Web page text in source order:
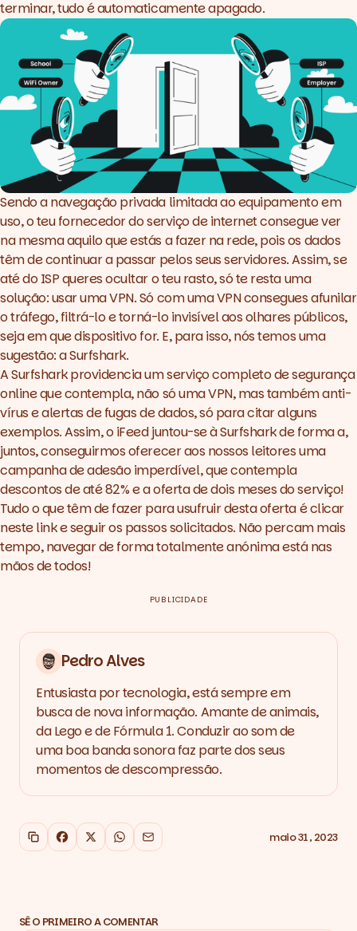
terminar, tudo é automaticamente apagado.
Sendo a navegação privada limitada ao equipamento em
uso, o teu fornecedor do serviço de internet consegue ver
na mesma aquilo que estás a fazer na rede, pois os dados
têm de continuar a passar pelos seus servidores. Assim, se
até do ISP queres ocultar o teu rasto, só te resta uma
solução: usar umaVPN. Só com umaVPNconsegues afunilar
o tráfego, filtrá-lo e torná-lo invisível aos olhares públicos,
seja em que dispositivo for. E, para isso, nós temos uma
sugestão: aSurfshark.
ASurfsharkprovidencia um serviço completo de segurança
online que contempla, não só umaVPN, mas também anti-
vírus e alertas de fugas de dados, só para citar alguns
exemplos. Assim, oiFeedjuntou-se àSurfsharkde forma a,
juntos, conseguirmos oferecer aos nossos leitores uma
campanha de adesão imperdível, que contempla
descontos de até 82% e a oferta de dois meses do serviço!
Tudo o que têm de fazer para usufruir desta oferta é clicar
nestelinke seguir os passos solicitados. Não percam mais
tempo, navegar de forma totalmente anónima está nas
mãos de todos!
PUBLICIDADE
Pedro Alves
Entusiasta por tecnologia, está sempre em
busca de nova informação. Amante de animais,
da Lego e de Fórmula 1. Conduzir ao som de
uma boa banda sonora faz parte dos seus
momentos de descompressão.
Copiar link
Facebook
X WhatsApp
Email maio 31, 2023
SÊ O PRIMEIRO A COMENTAR